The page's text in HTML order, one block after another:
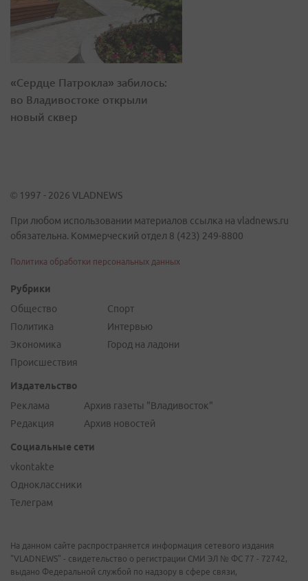
«Сердце Патрокла» забилось:
во Владивостоке открыли
новый сквер
© 1997 - 2026 VLADNEWS
При любом использовании материалов ссылка на vladnews.ru
обязательна. Коммерческий отдел 8 (423) 249-8800
Политика обработки персональных данных
Рубрики
Общество
Политика
Экономика
Происшествия
Спорт
Интервью
Город на ладони
Издательство
Реклама
Редакция
Архив газеты "Владивосток"
Архив новостей
Социальные сети
vkontakte
Одноклассники
Телеграм
На данном сайте распространяется информация сетевого издания
"VLADNEWS" - свидетельство о регистрации СМИ ЭЛ № ФС 77 - 72742,
выдано Федеральной службой по надзору в сфере связи,